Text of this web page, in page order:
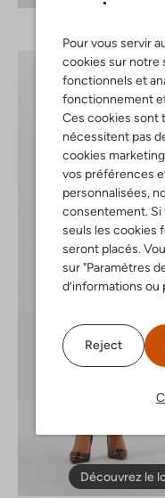
Pour vous servir
cookies sur notre
fonctionnels et
fonctionnement
Ces cookies sont
nécessitent pas
cookies
vos préférences
personnalisées,
consentement. Si
seuls les cookies
seront placés.
sur "Paramètres
d’informations
Reject
Découvrez le